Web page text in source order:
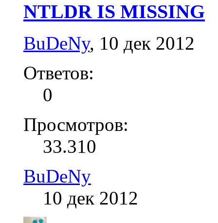
NTLDR IS MISSING
BuDeNy, 10 дек 2012
Ответов:
0
Просмотров:
33.310
BuDeNy
10 дек 2012